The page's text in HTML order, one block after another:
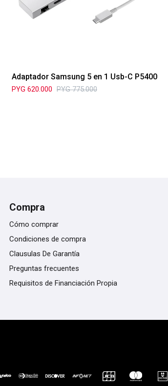
Adaptador Samsung 5 en 1 Usb-C P5400
PYG 620.000 PYG 775.000
Compra
Cómo comprar
Condiciones de compra
Clausulas De Garantía
Preguntas frecuentes
Requisitos de Financiación Propia